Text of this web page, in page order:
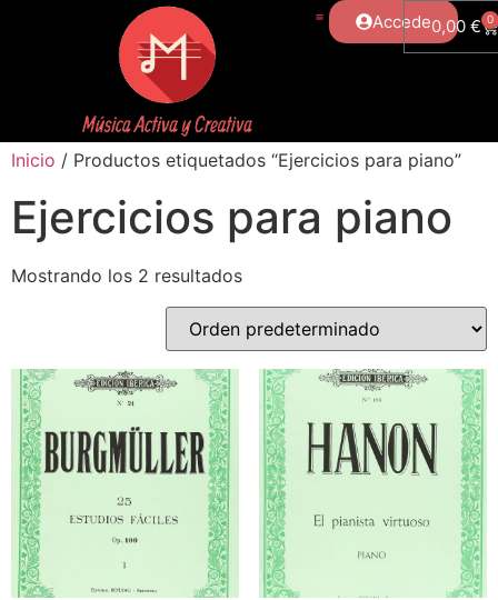
Accede0,00 € 0
Inicio / Productos etiquetados “Ejercicios para piano”
Ejercicios para piano
Mostrando los 2 resultados